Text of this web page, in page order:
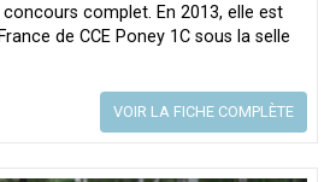
concours complet. En 2013, elle est
de CCE Poney 1C sous la selle
VOIR LA FICHE COMPLÈTE